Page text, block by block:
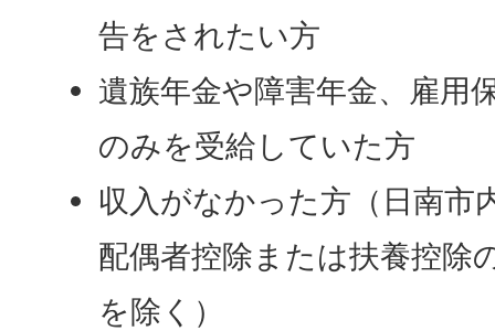
告をされたい方
遺族年金や障害年金、雇用
のみを受給していた方
収入がなかった方（日南市
配偶者控除または扶養控除
を除く）